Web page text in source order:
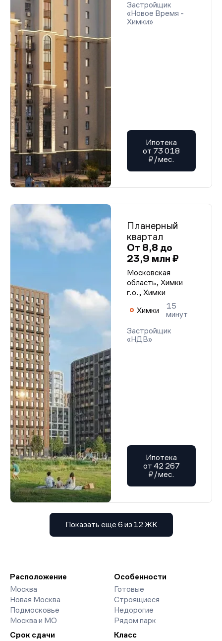
Застройщик
«Новое Время -
Химки»
Ипотека
от 73 018
₽/мес.
Планерный
квартал
От 8,8 до
23,9 млн ₽
Московская
область, Химки
г.о., Химки
Химки
15
минут
Застройщик
«НДВ»
Ипотека
от 42 267
₽/мес.
Показать еще 6 из 12 ЖК
Расположение
Москва
Новая Москва
Подмосковье
Москва и МО
Особенности
Готовые
Строящиеся
Недорогие
Рядом парк
Срок сдачи
Класс